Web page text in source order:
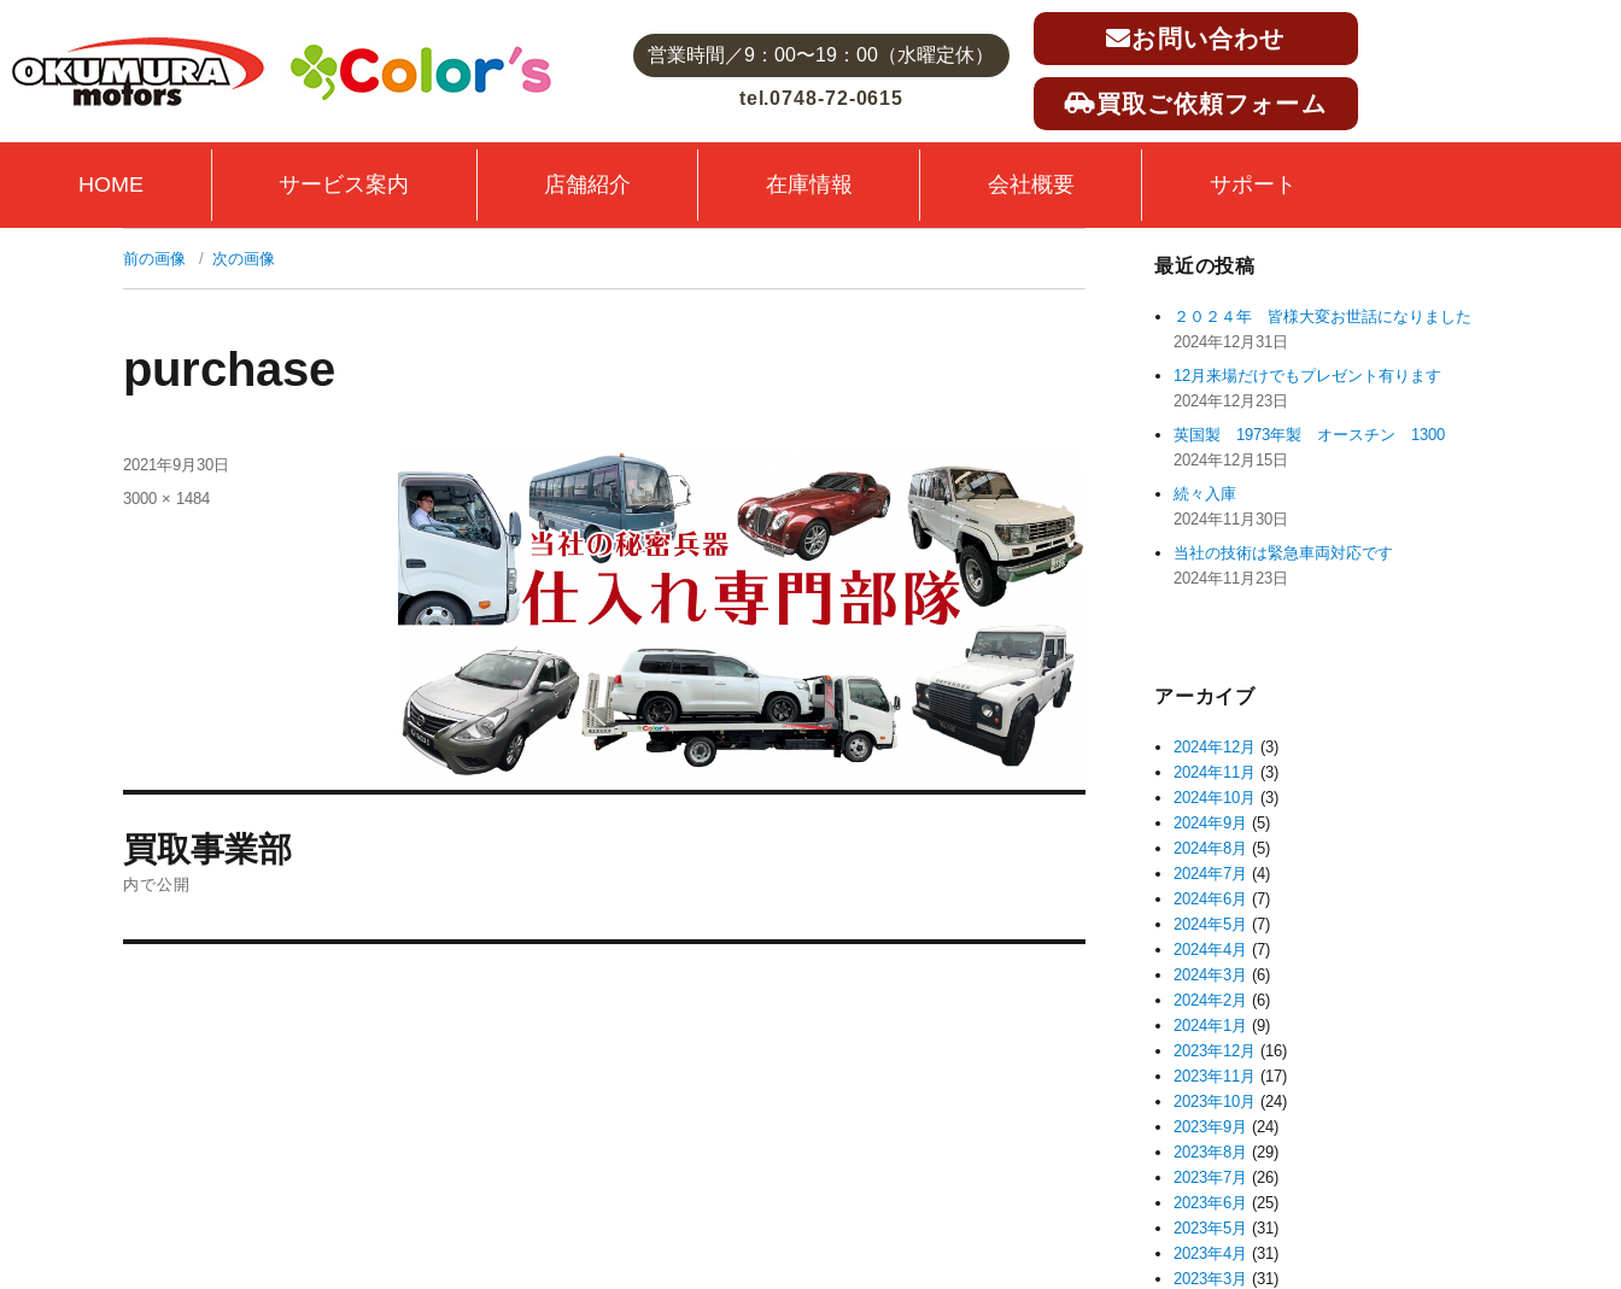
営業時間／9：00〜19：00（水曜定休）
tel.0748-72-0615
お問い合わせ
買取ご依頼フォーム
HOME サービス案内 店舗紹介 在庫情報 会社概要 サポート
前の画像 次の画像
purchase
2021年9月30日
3000 × 1484
買取事業部
内で公開
最近の投稿
２０２４年 皆様大変お世話になりました
2024年12月31日
12月来場だけでもプレゼント有ります
2024年12月23日
英国製 1973年製 オースチン 1300
2024年12月15日
続々入庫
2024年11月30日
当社の技術は緊急車両対応です
2024年11月23日
アーカイブ
2024年12月 (3)
2024年11月 (3)
2024年10月 (3)
2024年9月 (5)
2024年8月 (5)
2024年7月 (4)
2024年6月 (7)
2024年5月 (7)
2024年4月 (7)
2024年3月 (6)
2024年2月 (6)
2024年1月 (9)
2023年12月 (16)
2023年11月 (17)
2023年10月 (24)
2023年9月 (24)
2023年8月 (29)
2023年7月 (26)
2023年6月 (25)
2023年5月 (31)
2023年4月 (31)
2023年3月 (31)